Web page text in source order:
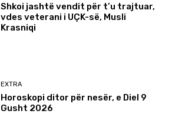
Shkoi jashtë vendit për t’u trajtuar,
vdes veterani i UÇK-së, Musli
Krasniqi
EXTRA
Horoskopi ditor për nesër, e Diel 9
Gusht 2026